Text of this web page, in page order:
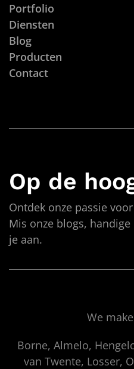
Portfolio
Diensten
Blog
Producten
Contact
Op de
Ontdek onze passie
Mis onze blogs,
je aan.
We
Borne, Almelo,
van Twente, Losser,